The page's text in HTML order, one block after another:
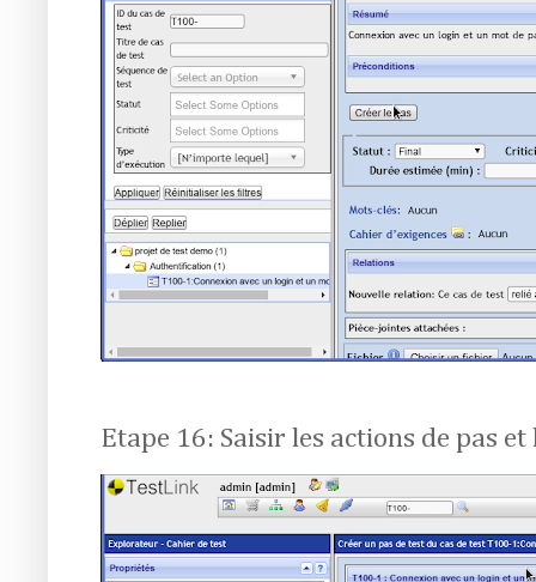
Etape 16: Saisir les actions de pas